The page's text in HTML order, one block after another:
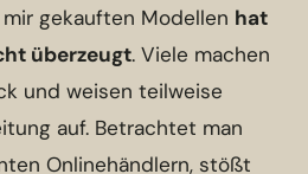
gekauften Modellen hat
überzeugt. Viele machen
und weisen teilweise
auf. Betrachtet man
Onlinehändlern, stößt